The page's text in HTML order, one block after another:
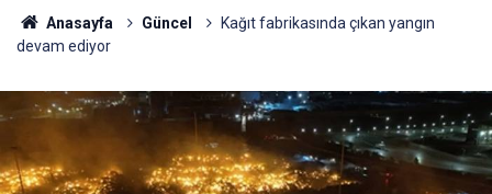
Anasayfa Güncel
Kağıt fabrikasında çıkan yangın
devam ediyor